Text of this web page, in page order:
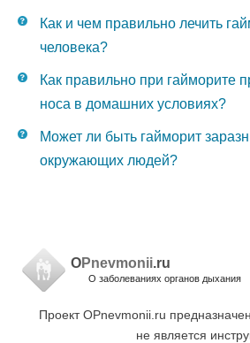
Как и чем правильно лечить
человека?
Как правильно при гайморите
носа в домашних условиях?
Может ли быть гайморит
окружающих людей?
OPnevmonii.ru
О заболеваниях органов дыхания
Проект OPnevmonii.ru
не является